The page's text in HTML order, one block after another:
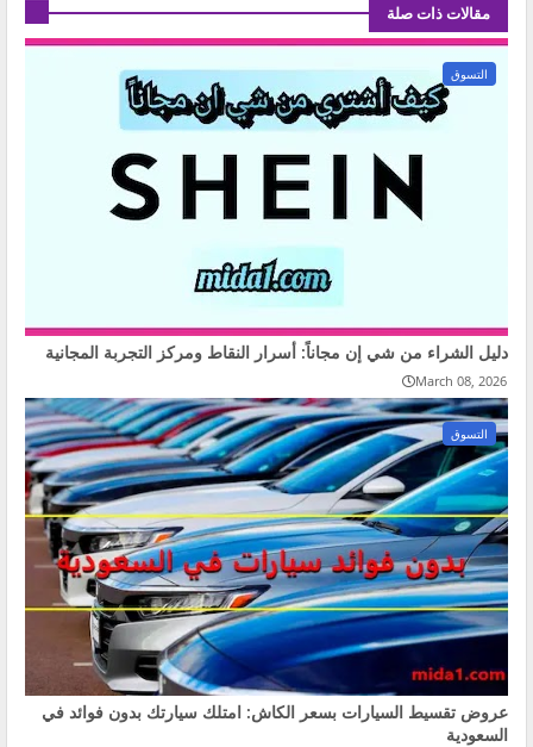
مقالات ذات صلة
التسوق
دليل الشراء من شي إن مجاناً: أسرار النقاط ومركز التجربة المجانية
March 08, 2026
التسوق
عروض تقسيط السيارات بسعر الكاش: امتلك سيارتك بدون فوائد في
السعودية